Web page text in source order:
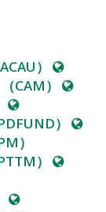
）
網
站
（CAM）
網
網
站
）
網
）
）
網
網